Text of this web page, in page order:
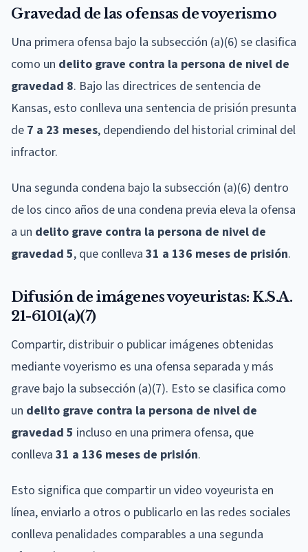
Gravedad de las ofensas de voyerismo
Una primera ofensa bajo la subsección (a)(6) se clasifica
como un delito grave contra la persona de nivel de
gravedad 8. Bajo las directrices de sentencia de
Kansas, esto conlleva una sentencia de prisión presunta
de 7 a 23 meses, dependiendo del historial criminal del
infractor.
Una segunda condena bajo la subsección (a)(6) dentro
de los cinco años de una condena previa eleva la ofensa
a un delito grave contra la persona de nivel de
gravedad 5, que conlleva 31 a 136 meses de prisión.
Difusión de imágenes voyeuristas: K.S.A.
21-6101(a)(7)
Compartir, distribuir o publicar imágenes obtenidas
mediante voyerismo es una ofensa separada y más
grave bajo la subsección (a)(7). Esto se clasifica como
un delito grave contra la persona de nivel de
gravedad 5 incluso en una primera ofensa, que
conlleva 31 a 136 meses de prisión.
Esto significa que compartir un video voyeurista en
línea, enviarlo a otros o publicarlo en las redes sociales
conlleva penalidades comparables a una segunda